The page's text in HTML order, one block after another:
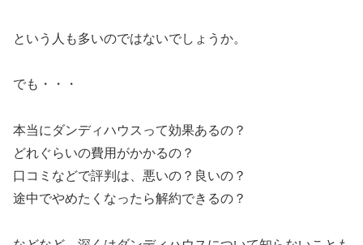
という人も多いのではないでしょうか。
でも・・・
本当にダンディハウスって効果あるの？
どれぐらいの費用がかかるの？
口コミなどで評判は、悪いの？良いの？
途中でやめたくなったら解約できるの？